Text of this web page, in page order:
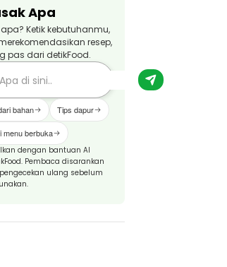
Apa
Ketik kebutuhanmu,
resep,
pas dari detikFood.
bahan Tips dapur
menu berbuka
dengan bantuan AI
Pembaca disarankan
ulang sebelum